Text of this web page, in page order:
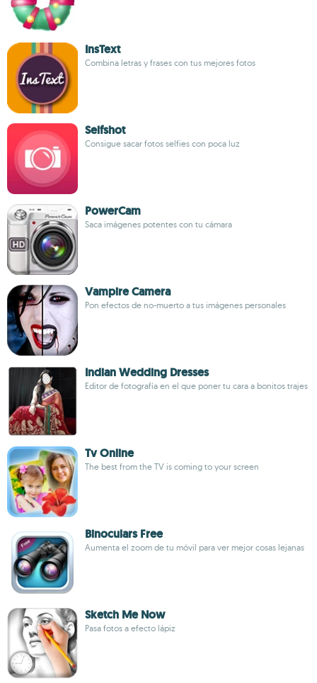
InsText
Combina letras y frases con tus mejores fotos
Selfshot
Consigue sacar fotos selfies con poca luz
PowerCam
Saca imágenes potentes con tu cámara
Vampire Camera
Pon efectos de no-muerto a tus imágenes personales
Indian Wedding Dresses
Editor de fotografía en el que poner tu cara a bonitos trajes
Tv Online
The best from the TV is coming to your screen
Binoculars Free
Aumenta el zoom de tu móvil para ver mejor cosas lejanas
Sketch Me Now
Pasa fotos a efecto lápiz